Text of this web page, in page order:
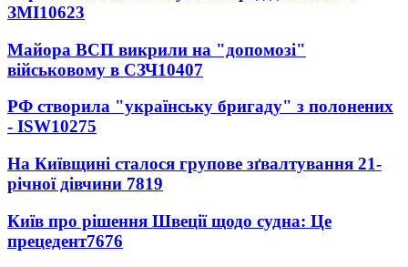
ЗМІ10623
Майора ВСП викрили на "допомозі"
військовому в СЗЧ10407
РФ створила "українську бригаду" з полонених
- ISW10275
На Київщині сталося групове зґвалтування 21-
річної дівчини 7819
Київ про рішення Швеції щодо судна: Це
прецедент7676